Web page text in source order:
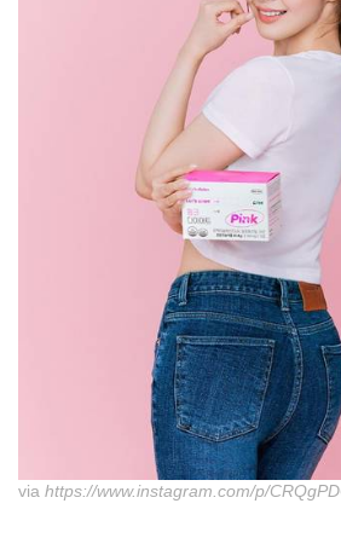
via https://www.instagram.com/p/